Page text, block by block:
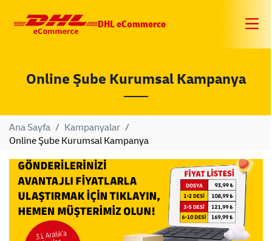
DHL eCommerce
Online Şube Kurumsal Kampanya
Ana Sayfa / Kampanyalar /
Online Şube Kurumsal Kampanya